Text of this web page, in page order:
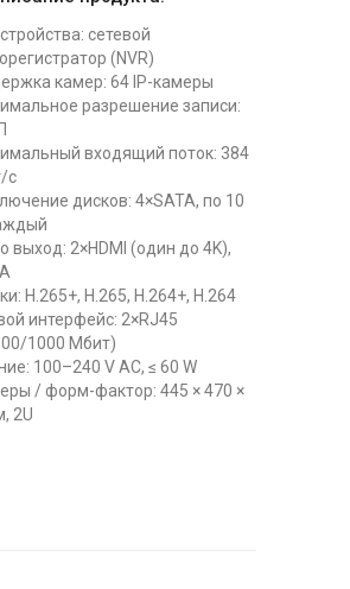
сетевой
(NVR)
камер: 64 IP-камеры
разрешение записи:
входящий поток: 384
с
дисков: 4×SATA, по 10
выход: 2×HDMI (один до 4K),
H.265+, H.265, H.264+, H.264
интерфейс: 2×RJ45
1000 Мбит)
100–240 V AC, ≤ 60 W
/ форм-фактор: 445 × 470 ×
2U